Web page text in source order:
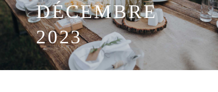
DÉCEMBRE
2023